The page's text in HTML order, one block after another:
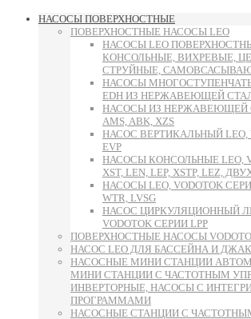
НАСОСЫ ПОВЕРХНОСТНЫЕ
ПОВЕРХНОСТНЫЕ НАСОСЫ LEO
НАСОСЫ LEO
КОНСОЛЬНЫЕ, ВИХРЕВЫЕ,
СТРУЙНЫЕ,
НАСОСЫ
EDH ИЗ НЕРЖАВЕЮЩЕЙ
НАСОСЫ ИЗ НЕРЖАВЕЮЩЕЙ
AMS, ABK, XZS
НАСОС ВЕРТИКАЛЬНЫЙ LEO,
EVP
НАСОСЫ КОНСОЛЬНЫЕ LEO,
XST, LEN, LEP, XSTP, LEZ,
НАСОСЫ LEO, VODOTOK
WTR, LVSG
НАСОС ЦИРКУЛЯЦИОННЫЙ
VODOTOK СЕРИИ LPP
ПОВЕРХНОСТНЫЕ НАСОСЫ
НАСОС LEO ДЛЯ БАССЕЙНА И
НАСОСНЫЕ МИНИ СТАНЦИИ
МИНИ СТАНЦИИ С ЧАСТОТНЫМ
ИНВЕРТОРНЫЕ, НАСОСЫ С
ПРОГРАММАМИ
НАСОСНЫЕ СТАНЦИИ С